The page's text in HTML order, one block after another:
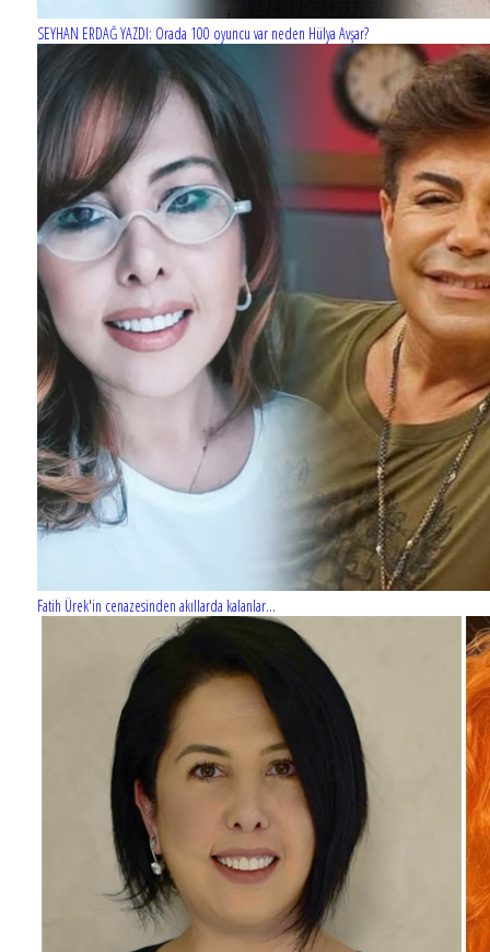
SEYHAN ERDAĞ YAZDI: Orada 100 oyuncu var neden Hülya Avşar?
Fatih Ürek'in cenazesinden akıllarda kalanlar...